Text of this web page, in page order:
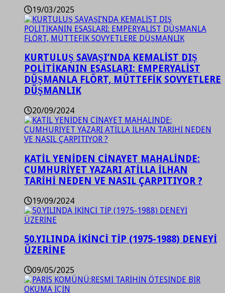
19/03/2025
KURTULUŞ SAVAŞI’NDA KEMALİST DIŞ
POLİTİKANIN ESASLARI: EMPERYALİST
DÜŞMANLA FLÖRT, MÜTTEFİK SOVYETLERE
DÜŞMANLIK
20/09/2024
KATİL YENİDEN CİNAYET MAHALİNDE:
CUMHURİYET YAZARI ATİLLA İLHAN
TARİHİ NEDEN VE NASIL ÇARPITIYOR ?
19/09/2024
50.YILINDA İKİNCİ TİP (1975-1988) DENEYİ
ÜZERİNE
09/05/2025